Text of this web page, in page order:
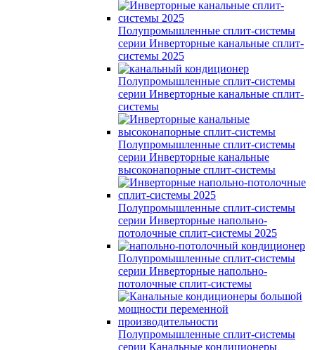
Полупромышленные сплит-системы
серии Инверторные канальные сплит-
системы 2025
Полупромышленные сплит-системы
серии Инверторные канальные сплит-
системы
Полупромышленные сплит-системы
серии Инверторные канальные
высоконапорные сплит-системы
Полупромышленные сплит-системы
серии Инверторные напольно-
потолочные сплит-системы 2025
Полупромышленные сплит-системы
серии Инверторные напольно-
потолочные сплит-системы
Полупромышленные сплит-системы
серии Канальные кондиционеры